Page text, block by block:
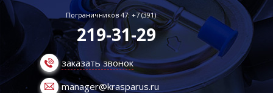
Пограничников 47: +7 (391)
219-31-29
заказать звонок
manager@krasparus.ru